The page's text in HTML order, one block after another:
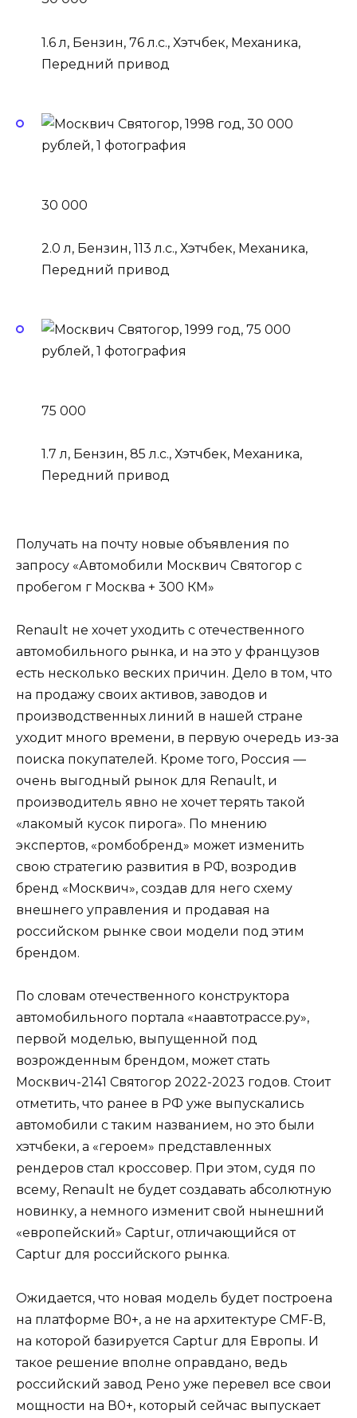
1.6 л, Бензин, 76 л.с., Хэтчбек, Механика,
Передний привод
30 000
2.0 л, Бензин, 113 л.с., Хэтчбек, Механика,
Передний привод
75 000
1.7 л, Бензин, 85 л.с., Хэтчбек, Механика,
Передний привод
Получать на почту новые объявления по
запросу «Автомобили Москвич Святогор с
пробегом г Москва + 300 КМ»
Renault не хочет уходить с отечественного
автомобильного рынка, и на это у французов
есть несколько веских причин. Дело в том, что
на продажу своих активов, заводов и
производственных линий в нашей стране
уходит много времени, в первую очередь из-за
поиска покупателей. Кроме того, Россия —
очень выгодный рынок для Renault, и
производитель явно не хочет терять такой
«лакомый кусок пирога». По мнению
экспертов, «ромбобренд» может изменить
свою стратегию развития в РФ, возродив
бренд «Москвич», создав для него схему
внешнего управления и продавая на
российском рынке свои модели под этим
брендом.
По словам отечественного конструктора
автомобильного портала «наавтотрассе.ру»,
первой моделью, выпущенной под
возрожденным брендом, может стать
Москвич-2141 Святогор 2022-2023 годов. Стоит
отметить, что ранее в РФ уже выпускались
автомобили с таким названием, но это были
хэтчбеки, а «героем» представленных
рендеров стал кроссовер. При этом, судя по
всему, Renault не будет создавать абсолютную
новинку, а немного изменит свой нынешний
«европейский» Captur, отличающийся от
Captur для российского рынка.
Ожидается, что новая модель будет построена
на платформе B0+, а не на архитектуре CMF-B,
на которой базируется Captur для Европы. И
такое решение вполне оправдано, ведь
российский завод Рено уже перевел все свои
мощности на В0+, который сейчас выпускает